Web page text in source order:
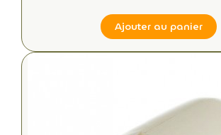
Ajouter au panier